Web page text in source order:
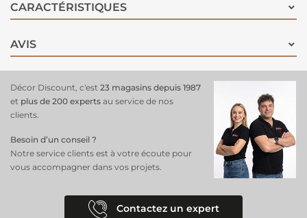
CARACTÉRISTIQUES
AVIS
Décor Discount, c'est 23 magasins depuis 1987
et plus de 200 experts au service de nos
clients.
Besoin d’un conseil ?
Notre service clients est à votre écoute pour
vous accompagner dans vos projets.
Contactez un expert